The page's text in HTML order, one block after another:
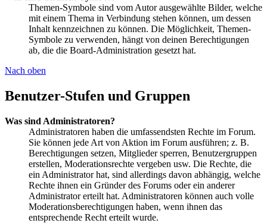
Themen-Symbole sind vom Autor ausgewählte Bilder, welche
mit einem Thema in Verbindung stehen können, um dessen
Inhalt kennzeichnen zu können. Die Möglichkeit, Themen-
Symbole zu verwenden, hängt von deinen Berechtigungen
ab, die die Board-Administration gesetzt hat.
Nach oben
Benutzer-Stufen und Gruppen
Was sind Administratoren?
Administratoren haben die umfassendsten Rechte im Forum.
Sie können jede Art von Aktion im Forum ausführen; z. B.
Berechtigungen setzen, Mitglieder sperren, Benutzergruppen
erstellen, Moderationsrechte vergeben usw. Die Rechte, die
ein Administrator hat, sind allerdings davon abhängig, welche
Rechte ihnen ein Gründer des Forums oder ein anderer
Administrator erteilt hat. Administratoren können auch volle
Moderationsberechtigungen haben, wenn ihnen das
entsprechende Recht erteilt wurde.